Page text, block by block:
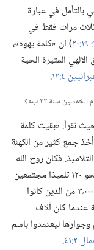
بالتأمل في عبارة
ثلاث مرات فقط في
‏)‏ ان «كلمة يهوه»،‏
المثيرة الحية
٤:‏١٢ ‏.‏
سنة ٣٣ ب‌م؟‏
نقرأ:‏ «بقيت كلمة
جمع كثير من الكهنة
فكان روح الله
القدس قد سُكب يوم الخمسين سنة ٣٣ ب‌م على نحو ١٢٠ تلميذا مجتمعين
في عليّة.‏ ثم القى بطرس خطابا يهز المشاعر،‏ وصار ٣٬٠٠٠ من الذين كانوا
كان آلاف
ليعتمدوا باسم
٢:‏٤١ ‏.‏